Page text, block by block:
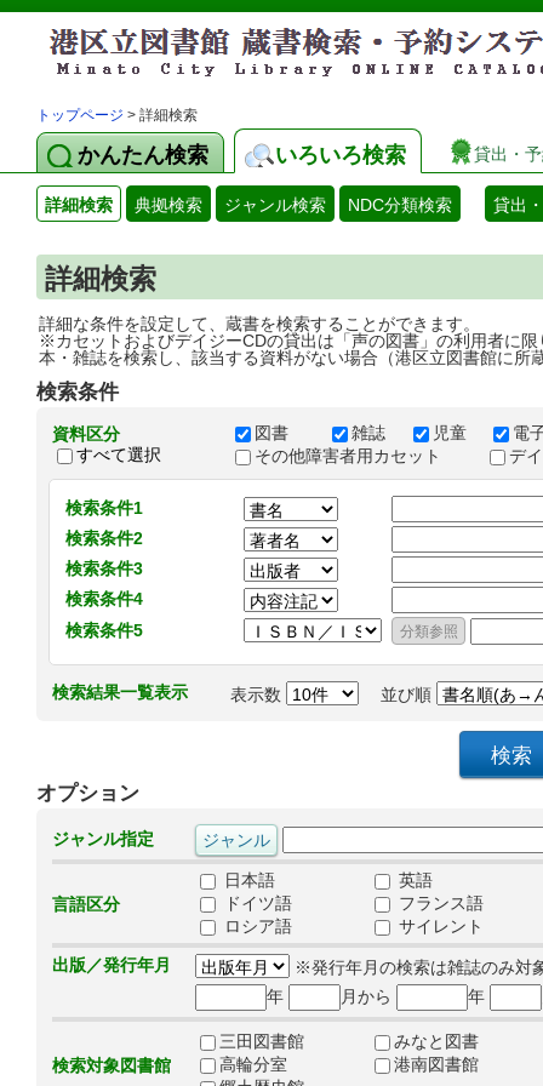
トップページ > 詳細検索
かんたん検索 いろいろ検索 貸出・
詳細検索 典拠検索 ジャンル検索 NDC分類検索 貸出
詳細検索
詳細な条件を設定して、蔵書を検索することができます。
※カセットおよびデイジーCDの貸出は「声の図書」の利用者に限
本・雑誌を検索し、該当する資料がない場合（港区立図書館に所
検索条件
資料区分
すべて選択
図書 雑誌 児童
電
その他障害者用カセット
デ
検索条件1
検索条件2
検索条件3
検索条件4
検索条件5
検索結果一覧表示 表示数 並び順
オプション
ジャンル指定
言語区分
日本語
英語
ドイツ語
フランス語
ロシア語
サイレント
出版／発行年月
※発行年月の検索は雑誌のみ対
年
月から 年
検索対象図書館
三田図書館
みなと図書
高輪分室
港南図書館